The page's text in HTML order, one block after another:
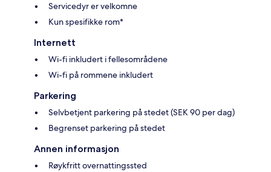
Servicedyr er velkomne
Kun spesifikke rom*
Internett
Wi-fi inkludert i fellesområdene
Wi-fi på rommene inkludert
Parkering
Selvbetjent parkering på stedet (SEK 90 per dag)
Begrenset parkering på stedet
Annen informasjon
Røykfritt overnattingssted